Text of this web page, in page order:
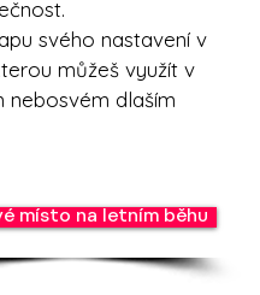
svého nastavení v
můžeš využít v
nebosvém dlaším
místo na letním běhu